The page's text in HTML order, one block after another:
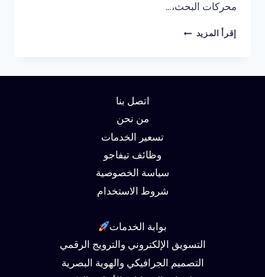
محركات البحث،…
إقرأ المزيد شركة
اتصل بنا
من نحن
تسعير الخدمات
وظائف تيفاجو
سياسة الخصوصية
شروط الاستخدام
بوابة الخدمات
التسويق الإلكتروني والترويج الرقمي
التصميم الجرافيكي والهوية البصرية